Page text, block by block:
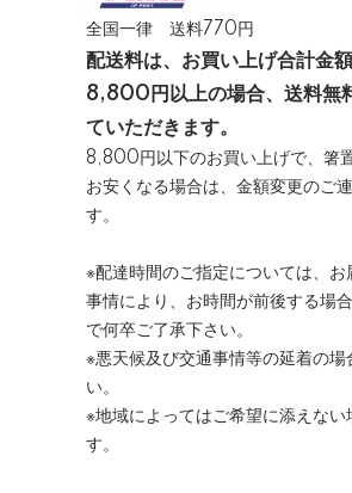
全国一律 送料770円
配送料は、お買い上げ合計金
8,800円以上の場合、送料無
ていただきます。
8,800円以下のお買い上げで、箸
お安くなる場合は、金額変更のご
す。
※配達時間のご指定については、お
事情により、お時間が前後する場
で何卒ご了承下さい。
※悪天候及び交通事情等の延着の場
い。
※地域によってはご希望に添えない
す。